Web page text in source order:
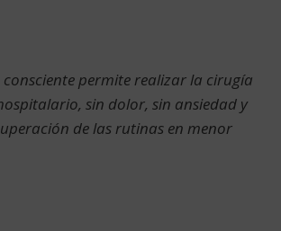
consciente permite realizar la cirugía
sin dolor, sin ansiedad y
de las rutinas en menor